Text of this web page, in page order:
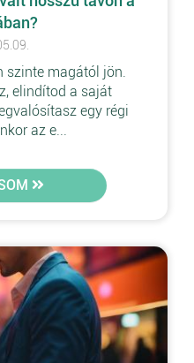
szinte magától jön.
elindítod a saját
egy régi
az e...